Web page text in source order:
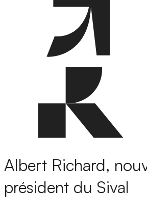
Albert Richard,
président du Sival